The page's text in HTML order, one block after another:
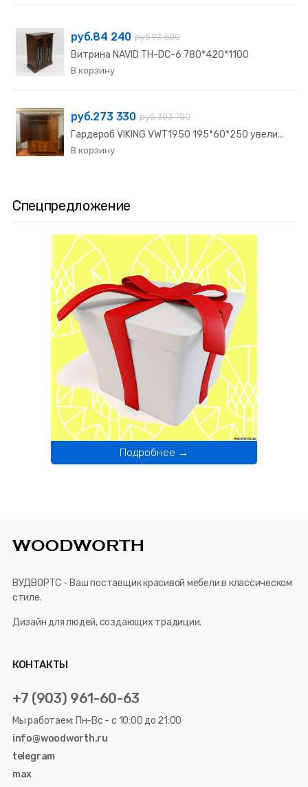
руб.84 240 руб.93 600
Витрина NAVID TH-DC-6 780*420*1100
руб.273 330 руб.303 700
Гардероб VIKING VWТ1950 195*60*250 увели...
Спецпредложение
Подробнее →
ВУДВОРТС - Ваш поставщик красивой мебели в классическом
стиле.
Дизайн для людей, создающих традиции.
КОНТАКТЫ
+7 (903) 961-60-63
Мы работаем: Пн-Вс - с 10:00 до 21:00
info@woodworth.ru
telegram
max